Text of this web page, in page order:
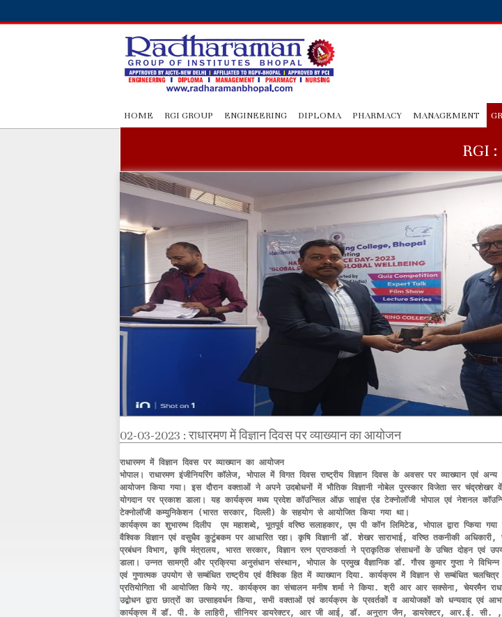
HOME RGI GROUP ENGINEERING DIPLOMA PHARMACY MANAGEMENT
RGI
02-03-2023 : राधारमण में विज्ञान दिवस पर व्‍याख्‍यान का आयोजन
राधारमण में विज्ञान दिवस पर व्‍याख्‍यान का आयोजन
भोपाल। राधारमण इंजीनियरिंग कॉलेज, भोपाल में विगत दिवस राष्ट्रीय विज्ञान दिवस के अवसर पर व्‍याख्‍यान एवं अन्य
आयोजन किया गया। इस दौरान वक्‍ताओं ने अपने उदबोधनों में भौतिक विज्ञानी नोबेल पुरस्कार विजेता सर
योगदान पर प्रकाश डाला। यह कार्यक्रम मध्य प्रदेश कॉउन्सिल ऑफ़ साइंस एंड टेक्नोलॉजी भोपाल एवं नेशनल
टेक्नोलॉजी कम्युनिकेशन (भारत सरकार, दिल्ली) के सहयोग से आयोजित किया गया था।
कार्यक्रम का शुभारम्भ दिलीप  एम महाशब्दे, भूतपूर्व वरिष्ठ सलाहकार, एम पी कॉन लिमिटेड, भोपाल द्वारा प्किया गया
वैश्विक विज्ञान एवं वसुधैव कुटुंबकम पर आधारित रहा। कृषि विज्ञानी डॉ. शेखर साराभाई, वरिष्ठ तकनीकी अधिकारी,
प्रबंधन विभाग, कृषि मंत्रालय, भारत सरकार, विज्ञान रत्न प्राप्तकर्ता ने प्राकृतिक संसाधनों के उचित दोहन एवं
डाला। उन्नत सामग्री और प्रक्रिया अनुसंधान संस्थान, भोपाल के प्रमुख वैज्ञानिक डॉ. गौरव कुमार गुप्ता ने विभिन्न
एवं गुणात्मक उपयोग से सम्बंधित राष्ट्रीय एवं वैश्विक हित में व्याख्यान दिया. कार्यक्रम में विज्ञान से सम्बंधित
प्रतियोगिता भी आयोजित किये गए. कार्यक्रम का संचालन मनीष शर्मा ने किया. श्री आर आर सक्सेना, चेयरमैन
उद्बोधन द्वारा छात्रों का उत्साहवर्धन किया, सभी वक्ताओं एवं कार्यक्रम के प्रवर्तकों व आयोजकों को धन्यवाद एवं
कार्यक्रम में डॉ. पी. के लाहिरी, सीनियर डायरेक्टर, आर जी आई, डॉ. अनुराग जैन, डायरेक्टर, आर.ई. सी. ,